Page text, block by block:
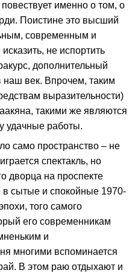
именно о том, о
Поистине это высший
современным и
не испортить
дополнительный
наш век. Впрочем, таким
выразительности)
такими же являются
удачные работы.
само пространство – не
спектакль, но
дворца на проспекте
в сытые и спокойные 1970-
того самого
его современникам
и
многими вспоминается
В этом раю отдыхают и